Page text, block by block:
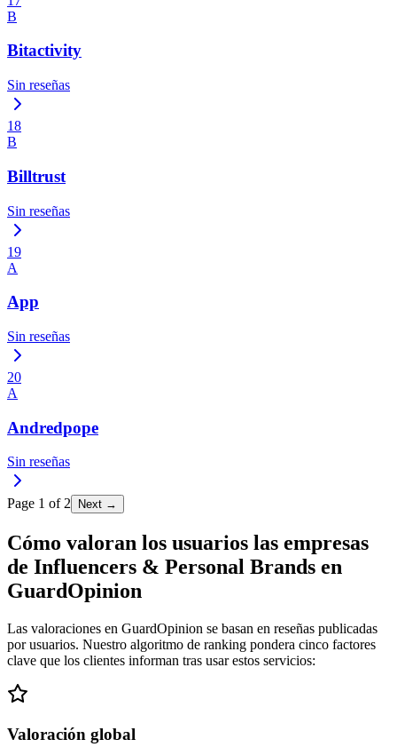
B
Bitactivity
Sin reseñas
18
B
Billtrust
Sin reseñas
19
A
App
Sin reseñas
20
A
Andredpope
Sin reseñas
Page 1 of2 Next →
Cómo valoran los usuarios las empresas
de Influencers & Personal Brands en
GuardOpinion
Las valoraciones en GuardOpinion se basan en reseñas publicadas
por usuarios. Nuestro algoritmo de ranking pondera cinco factores
clave que los clientes informan tras usar estos servicios:
Valoración global